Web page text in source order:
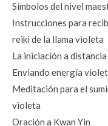
Símbolos del nivel
Instrucciones para
reiki de la llama violeta
La iniciación a distancia
Enviando energía
Meditación para el
violeta
Oración a Kwan Yin